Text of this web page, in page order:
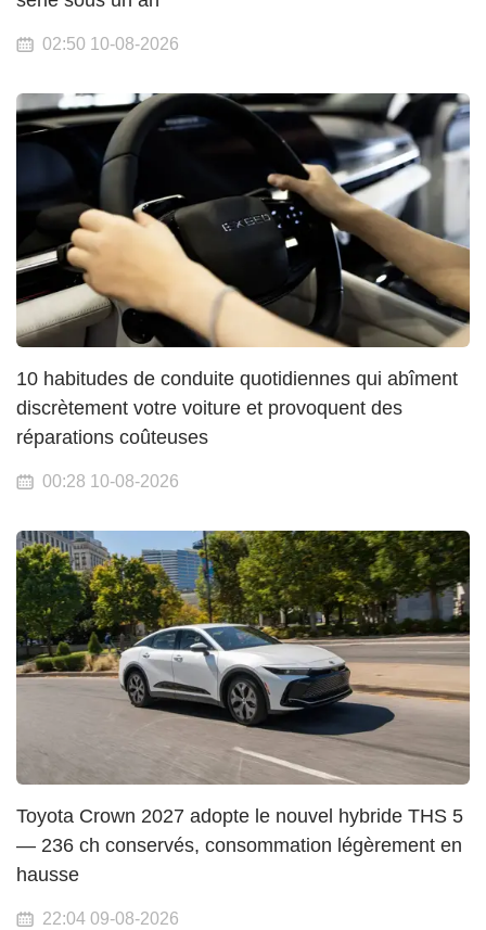
02:50 10-08-2026
10 habitudes de conduite quotidiennes qui abîment
discrètement votre voiture et provoquent des
réparations coûteuses
00:28 10-08-2026
Toyota Crown 2027 adopte le nouvel hybride THS 5
— 236 ch conservés, consommation légèrement en
hausse
22:04 09-08-2026